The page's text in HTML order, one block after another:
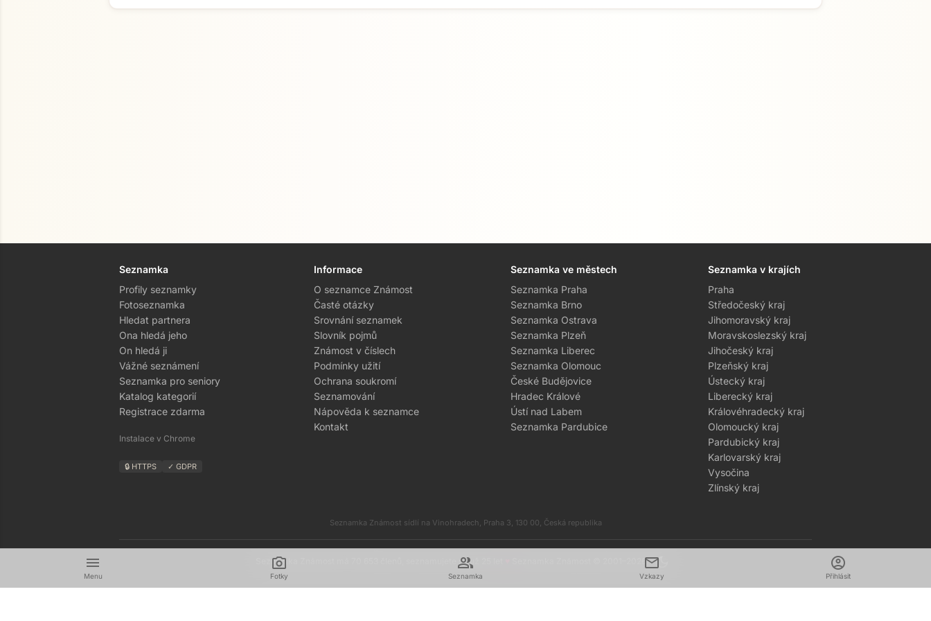
menu
Menu
camera_alt
Fotky
group
Seznamka
mail
Vzkazy
account_circle
Přihlásit
Seznamka
Profily seznamky
Fotoseznamka
Hledat partnera
Ona hledá jeho
On hledá ji
Vážné seznámení
Seznamka pro seniory
Katalog kategorií
Registrace zdarma
Instalace v Chrome
🔒 HTTPS ✓ GDPR
Informace
O seznamce Známost
Časté otázky
Srovnání seznamek
Slovník pojmů
Známost v číslech
Podmínky užití
Ochrana soukromí
Seznamování
Nápověda k seznamce
Kontakt
Seznamka ve městech
Seznamka Praha
Seznamka Brno
Seznamka Ostrava
Seznamka Plzeň
Seznamka Liberec
Seznamka Olomouc
České Budějovice
Hradec Králové
Ústí nad Labem
Seznamka Pardubice
Seznamka v krajích
Praha
Středočeský kraj
Jihomoravský kraj
Moravskoslezský kraj
Jihočeský kraj
Plzeňský kraj
Ústecký kraj
Liberecký kraj
Královéhradecký kraj
Olomoucký kraj
Pardubický kraj
Karlovarský kraj
Vysočina
Zlínský kraj
Seznamka Známost sídlí na Vinohradech, Praha 3, 130 00, Česká republika
Seznamka Známost má 70 653 členů, seznamujete se už 25 let Seznamka Známost © 2001–2026 dark_mode